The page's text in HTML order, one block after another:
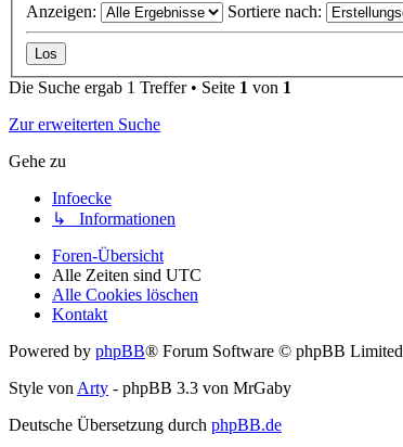
Anzeigen: Sortiere nach:
Die Suche ergab 1 Treffer • Seite 1 von 1
Zur erweiterten Suche
Gehe zu
Infoecke
↳ Informationen
Foren-Übersicht
Alle Zeiten sind UTC
Alle Cookies löschen
Kontakt
Powered by phpBB® Forum Software © phpBB Limited
Style von Arty - phpBB 3.3 von MrGaby
Deutsche Übersetzung durch phpBB.de